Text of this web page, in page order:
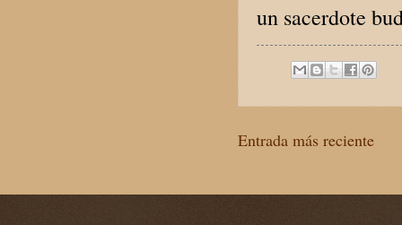
un sacerdote
Entrada más reciente